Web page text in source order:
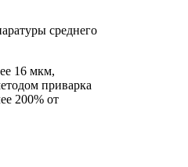
среднего
16 мкм,
приварка
200% от